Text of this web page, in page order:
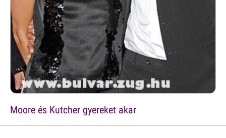
Moore és Kutcher gyereket akar